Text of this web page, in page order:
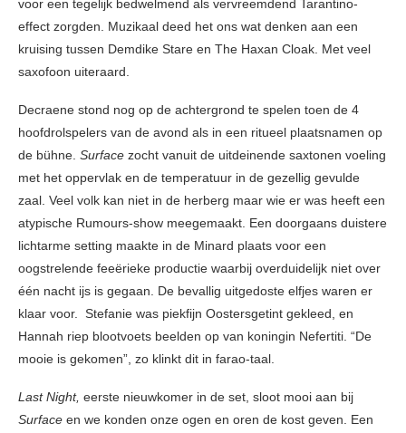
voor een tegelijk bedwelmend als vervreemdend Tarantino-
effect zorgden. Muzikaal deed het ons wat denken aan een
kruising tussen Demdike Stare en The Haxan Cloak. Met veel
saxofoon uiteraard.
Decraene stond nog op de achtergrond te spelen toen de 4
hoofdrolspelers van de avond als in een ritueel plaatsnamen op
de bühne. Surface zocht vanuit de uitdeinende saxtonen voeling
met het oppervlak en de temperatuur in de gezellig gevulde
zaal. Veel volk kan niet in de herberg maar wie er was heeft een
atypische Rumours-show meegemaakt. Een doorgaans duistere
lichtarme setting maakte in de Minard plaats voor een
oogstrelende feeërieke productie waarbij overduidelijk niet over
één nacht ijs is gegaan. De bevallig uitgedoste elfjes waren er
klaar voor. Stefanie was piekfijn Oostersgetint gekleed, en
Hannah riep blootvoets beelden op van koningin Nefertiti. “De
mooie is gekomen”, zo klinkt dit in farao-taal.
Last Night, eerste nieuwkomer in de set, sloot mooi aan bij
Surface en we konden onze ogen en oren de kost geven. Een